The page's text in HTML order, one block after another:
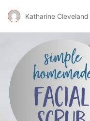
Katharine Cleveland